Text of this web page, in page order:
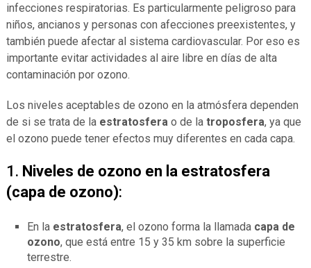
infecciones respiratorias. Es particularmente peligroso para
niños, ancianos y personas con afecciones preexistentes, y
también puede afectar al sistema cardiovascular. Por eso es
importante evitar actividades al aire libre en días de alta
contaminación por ozono.
Los niveles aceptables de ozono en la atmósfera dependen
de si se trata de la estratosfera o de la troposfera, ya que
el ozono puede tener efectos muy diferentes en cada capa.
1. Niveles de ozono en la estratosfera
(capa de ozono):
En la estratosfera, el ozono forma la llamada capa de
ozono, que está entre 15 y 35 km sobre la superficie
terrestre.